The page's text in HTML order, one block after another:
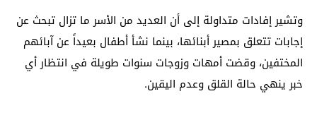
وتشير إفادات متداولة إلى أن العديد من الأسر ما تزال تبحث عن
إجابات تتعلق بمصير أبنائها، بينما نشأ أطفال بعيداً عن آبائهم
المختفين، وقضت أمهات وزوجات سنوات طويلة في انتظار أي
خبر ينهي حالة القلق وعدم اليقين.